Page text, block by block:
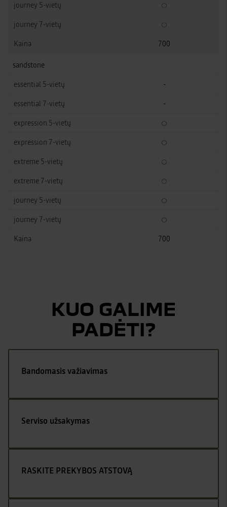
700
sandstone
-
-
700
KUO GALIME
PADĖTI?
Bandomasis važiavimas
Serviso užsakymas
RASKITE PREKYBOS ATSTOVĄ